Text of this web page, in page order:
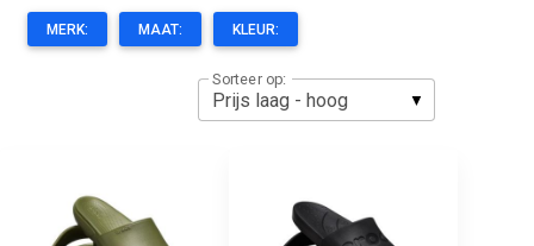
MERK: MAAT: KLEUR:
Sorteer op: